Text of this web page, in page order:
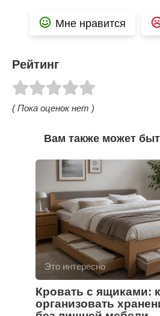
Мне нравится
Рейтинг
( Пока оценок нет )
Вам также может
Это интересно
Кровать с ящиками:
организовать